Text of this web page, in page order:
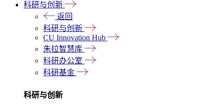
科研与创新
返回
科研与创新
CU Innovation Hub
朱拉智慧库
科研办公室
科研基金
科研与创新